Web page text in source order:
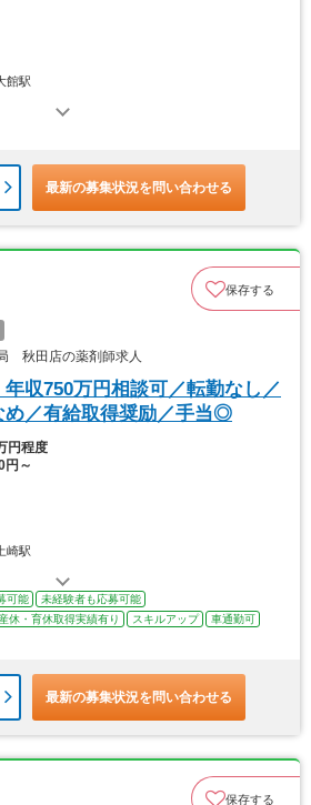
館駅
最新の募集状況を問い合わせる
保存する
秋田店の薬剤師求人
収750万円相談可／転勤なし／
め／有給取得奨励／手当◎
円程度
円～
崎駅
可能
未経験者も応募可能
産休・育休取得実績有り スキルアップ
車通勤可
最新の募集状況を問い合わせる
保存する